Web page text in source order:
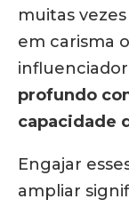
muitas
em carisma
profundo
capacidade
Engajar
ampliar